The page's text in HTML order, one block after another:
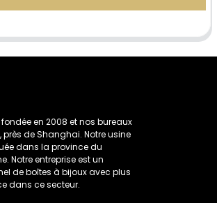
en 2008 et nos bureaux
près de Shanghai. Notre usine
dans la province du
Notre entreprise est un
de boîtes à bijoux avec plus
dans ce secteur.